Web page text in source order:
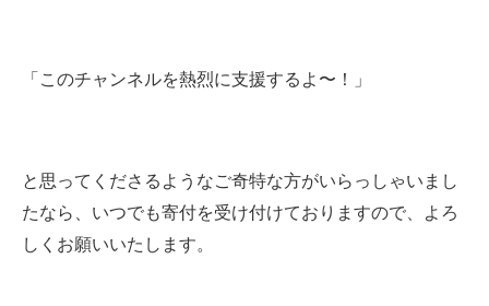
「このチャンネルを熱烈に支援するよ〜！」
と思ってくださるようなご奇特な方がいらっしゃいまし
たなら、いつでも寄付を受け付けておりますので、よろ
しくお願いいたします。